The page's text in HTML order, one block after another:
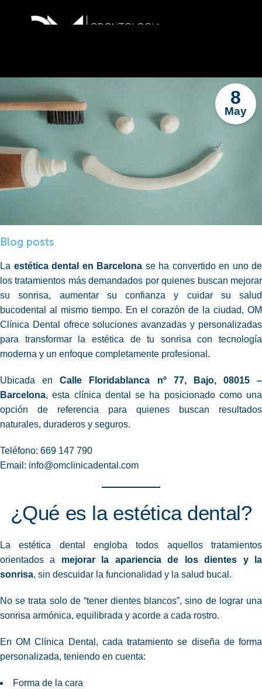
8
May
Blog posts
La estética dental en Barcelona se ha convertido en uno de
los tratamientos más demandados por quienes buscan mejorar
su sonrisa, aumentar su confianza y cuidar su salud
bucodental al mismo tiempo. En el corazón de la ciudad, OM
Clínica Dental ofrece soluciones avanzadas y personalizadas
para transformar la estética de tu sonrisa con tecnología
moderna y un enfoque completamente profesional.
Ubicada enCalle Floridablanca nº 77, Bajo, 08015 –
Barcelona, esta clínica dental se ha posicionado como una
opción de referencia para quienes buscan resultados
naturales, duraderos y seguros.
Teléfono: 669 147 790
Email: info@omclinicadental.com
¿Qué es la estética dental?
La estética dental engloba todos aquellos tratamientos
orientados a mejorar la apariencia de los dientes y la
sonrisa, sin descuidar la funcionalidad y la salud bucal.
No se trata solo de “tener dientes blancos”, sino de lograr una
sonrisa armónica, equilibrada y acorde a cada rostro.
En OM Clínica Dental, cada tratamiento se diseña de forma
personalizada, teniendo en cuenta:
Forma de la cara